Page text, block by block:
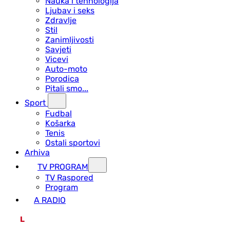
Ljubav i seks
Zdravlje
Stil
Zanimljivosti
Savjeti
Vicevi
Auto-moto
Porodica
Pitali smo...
Sport
Fudbal
Košarka
Tenis
Ostali sportovi
Arhiva
TV PROGRAM
ТV Raspored
Program
A RADIO
L